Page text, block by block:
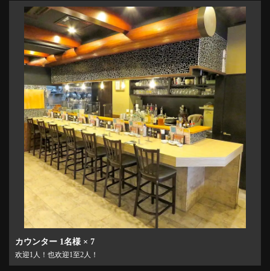
カウンター 1名様 × 7
欢迎1人！也欢迎1至2人！